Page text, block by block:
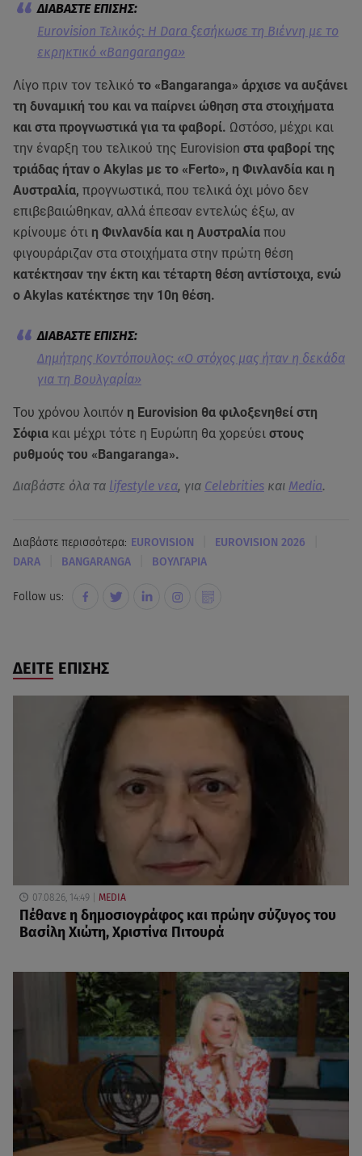
Eurovision Τελικός: Η Dara ξεσήκωσε τη Βιέννη με το
εκρηκτικό «Bangaranga»
Λίγο πριν τον τελικό το «Bangaranga» άρχισε να αυξάνει
τη δυναμική του και να παίρνει ώθηση στα στοιχήματα
και στα προγνωστικά για τα φαβορί. Ωστόσο, μέχρι και
την έναρξη του τελικού της Eurovision στα φαβορί της
τριάδας ήταν ο Akylas με το «Ferto», η Φινλανδία και η
Αυστραλία, προγνωστικά, που τελικά όχι μόνο δεν
επιβεβαιώθηκαν, αλλά έπεσαν εντελώς έξω, αν
κρίνουμε ότι η Φινλανδία και η Αυστραλία που
φιγουράριζαν στα στοιχήματα στην πρώτη θέση
κατέκτησαν την έκτη και τέταρτη θέση αντίστοιχα, ενώ
ο Akylas κατέκτησε την 10η θέση.
Δημήτρης Κοντόπουλος: «Ο στόχος μας ήταν η δεκάδα
για τη Βουλγαρία»
Του χρόνου λοιπόν η Eurovision θα φιλοξενηθεί στη
Σόφια και μέχρι τότε η Ευρώπη θα χορεύει στους
ρυθμούς του «Bangaranga».
Διαβάστε όλα τα lifestyle νεα, για Celebrities και Media.
Διαβάστε περισσότερα: EUROVISION EUROVISION 2026
DARA BANGARANGA ΒΟΥΛΓΑΡΙΑ
Follow us:
ΔΕΙΤΕ ΕΠΙΣΗΣ
07.08.26, 14:49 MEDIA
Πέθανε η δημοσιογράφος και πρώην σύζυγος του
Βασίλη Χιώτη, Χριστίνα Πιτουρά